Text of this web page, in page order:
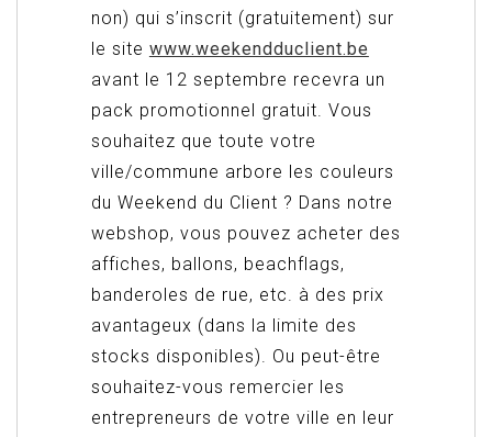
non) qui s’inscrit (gratuitement) sur
le site www.weekendduclient.be
avant le 12 septembre recevra un
pack promotionnel gratuit. Vous
souhaitez que toute votre
ville/commune arbore les couleurs
du Weekend du Client ? Dans notre
webshop, vous pouvez acheter des
affiches, ballons, beachflags,
banderoles de rue, etc. à des prix
avantageux (dans la limite des
stocks disponibles). Ou peut-être
souhaitez-vous remercier les
entrepreneurs de votre ville en leur